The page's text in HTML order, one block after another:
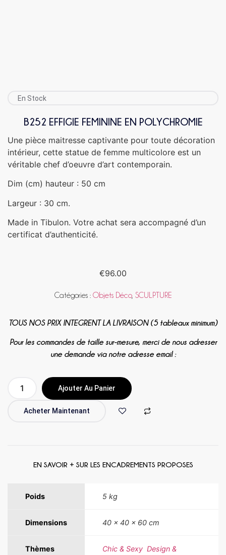
En Stock
B252 EFFIGIE FEMININE EN POLYCHROMIE
Une pièce maitresse captivante pour toute décoration
intérieur, cette statue de femme multicolore est un
véritable chef d’oeuvre d’art contemporain.
Dim (cm) hauteur : 50 cm
Largeur : 30 cm.
Made in Tibulon. Votre achat sera accompagné d’un
certificat d’authenticité.
€96.00
Catégories : Objets Déco, SCULPTURE
TOUS NOS PRIX INTEGRENT LA LIVRAISON (5 tableaux minimum)
Pour les commandes de taille sur-mesure, merci de nous adresser
une demande via notre adresse email :
Acheter Maintenant
Ajouter Au Panier
EN SAVOIR + SUR LES ENCADREMENTS PROPOSES
Poids 5 kg
Dimensions 40 × 40 × 60 cm
Thèmes Chic & Sexy Design &